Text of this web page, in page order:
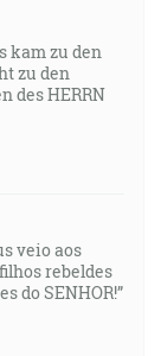
som si
modle
je svetlo s
vás
nevie, kam
kam zu den
zu den
des HERRN
veio aos
rebeldes
do SENHOR!”